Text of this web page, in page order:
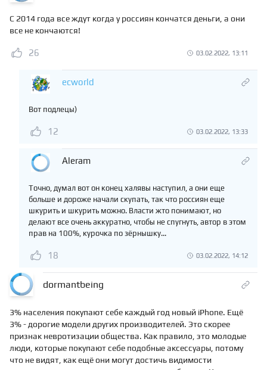
С 2014 года все ждут когда у россиян кончатся деньги, а они
все не кончаются!
26 03.02.2022, 13:11
ecworld
Вот подлецы)
12 03.02.2022, 13:33
Aleram
Точно, думал вот он конец халявы наступил, а они еще
больше и дороже начали скупать, так что россиян еще
шкурить и шкурить можно. Власти жто понимают, но
делают все очень аккуратно, чтобы не спугнуть, автор в этом
прав на 100%, курочка по зёрнышку...
18 03.02.2022, 14:12
dormantbeing
3% населения покупают себе каждый год новый iPhone. Ещё
3% - дорогие модели других производителей. Это скорее
признак невротизации общества. Как правило, это молодые
люди, которые покупают себе подобные аксессуары, потому
что не видят, как ещё они могут достичь видимости